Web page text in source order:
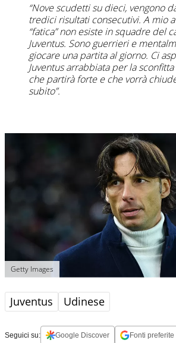
“Nove scudetti su dieci, vengono
tredici risultati consecutivi. A mio
“fatica” non esiste in squadre del
Juventus. Sono guerrieri e
giocare una partita al giorno. Ci
Juventus arrabbiata per la
che partirà forte e che vorrà
subito”.
Getty Images
Juventus Udinese
Seguici su: Google Discover Fonti preferite